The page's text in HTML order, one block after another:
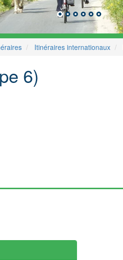
Itinéraires internationaux
6)